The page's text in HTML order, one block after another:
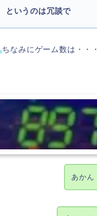
というのは冗談で
ちなみにゲーム数は・・・
あかん